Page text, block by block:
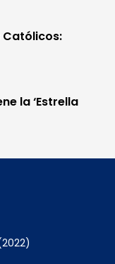
Católicos:
la ‘Estrella